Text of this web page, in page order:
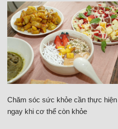
Chăm sóc sức khỏe cần thực hiện
ngay khi cơ thể còn khỏe